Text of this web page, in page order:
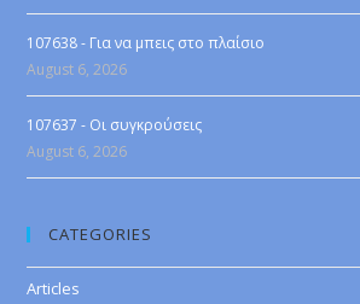
107638 - Για να μπεις στο πλαίσιο
August 6, 2026
107637 - Οι συγκρούσεις
August 6, 2026
CATEGORIES
Articles